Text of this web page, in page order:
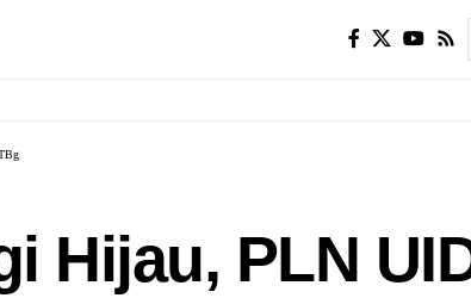
Hijau, PLN